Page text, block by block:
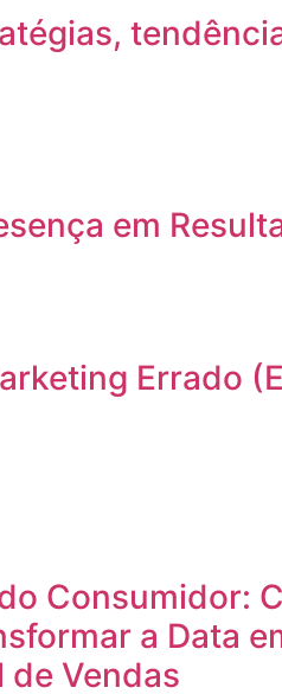
em
Errado
Consumidor:
a Data
de Vendas